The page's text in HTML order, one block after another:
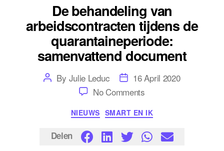
De behandeling van
arbeidscontracten tijdens de
quarantaineperiode:
samenvattend document
Post
author
By Julie Leduc Post
date
16 April 2020
No Commentson
behandeling
van
tijdens
de
Categories
NIEUWS SMART EN IK
Delen